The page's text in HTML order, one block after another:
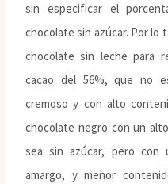
sin especificar el
chocolate sin azúcar. Por
chocolate sin leche para
cacao del 56%, que no
cremoso y con alto
chocolate negro con un
sea sin azúcar, pero
amargo, y menor